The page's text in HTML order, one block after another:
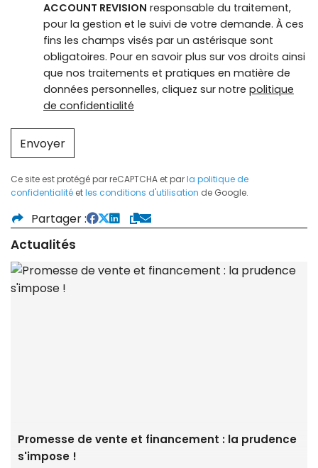
ACCOUNT REVISION responsable du traitement,
pour la gestion et le suivi de votre demande. À ces
fins les champs visés par un astérisque sont
obligatoires. Pour en savoir plus sur vos droits ainsi
que nos traitements et pratiques en matière de
données personnelles, cliquez sur notre politique
de confidentialité
Envoyer
Ce site est protégé par reCAPTCHA et parla politique de
confidentialité etles conditions d'utilisation de Google.
Partager
Actualités
Promesse de vente et financement : la prudence
s'impose !